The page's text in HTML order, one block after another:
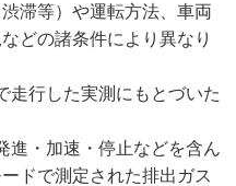
滞等）や運転方法、車両
どの諸条件により異なり
行した実測にもとづいた
進・加速・停止などを含ん
ドで測定された排出ガス